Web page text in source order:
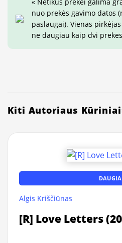
nuo prekės gavimo datos
paslaugai). Vienas
ne daugiau kaip dvi prekes
Kiti Autoriaus
Algis Kriščiūnas
[R] Love Letters